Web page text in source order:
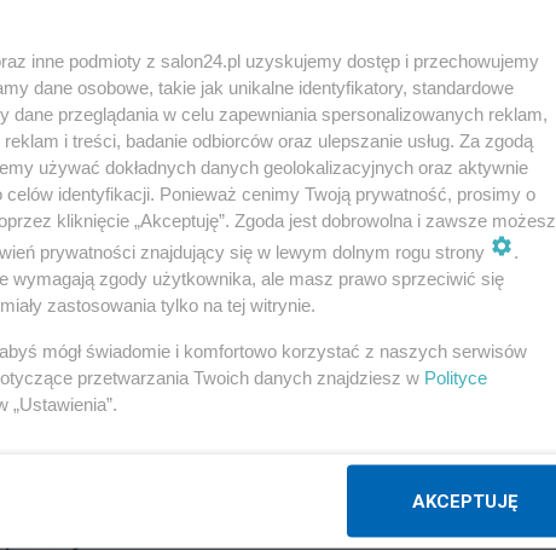
w relacji do naszego udziału w
i najwyższych stanowiskach
inne podmioty z salon24.pl uzyskujemy dostęp i przechowujemy
dane osobowe, takie jak unikalne identyfikatory, standardowe
dane przeglądania w celu zapewniania spersonalizowanych reklam,
i treści, badanie odbiorców oraz ulepszanie usług. Za zgodą
używać dokładnych danych geolokalizacyjnych oraz aktywnie
identyfikacji. Ponieważ cenimy Twoją prywatność, prosimy o
kliknięcie „Akceptuję”. Zgoda jest dobrowolna i zawsze możesz
prywatności znajdujący się w lewym dolnym rogu strony
.
wymagają zgody użytkownika, ale masz prawo sprzeciwić się
zastosowania tylko na tej witrynie.
mógł świadomie i komfortowo korzystać z naszych serwisów
przetwarzania Twoich danych znajdziesz w Polityce
„Ustawienia”.
AKCEPTUJĘ